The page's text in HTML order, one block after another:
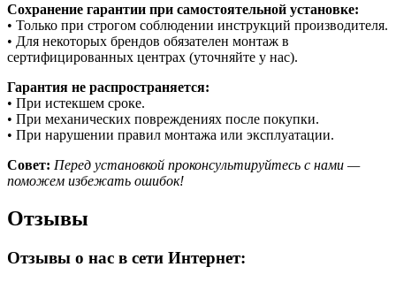
Сохранение гарантии при самостоятельной установке:
• Только при строгом соблюдении инструкций производителя.
• Для некоторых брендов обязателен монтаж в
сертифицированных центрах (уточняйте у нас).
Гарантия не распространяется:
• При истекшем сроке.
• При механических повреждениях после покупки.
• При нарушении правил монтажа или эксплуатации.
Совет: Перед установкой проконсультируйтесь с нами —
поможем избежать ошибок!
Отзывы
Отзывы о нас в сети Интернет​: